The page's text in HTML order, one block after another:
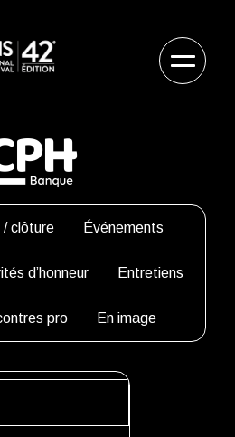
/ clôture Événements
d’honneur Entretiens
pro En image